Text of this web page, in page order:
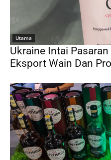
Utama
Ukraine Intai
Eksport Wain Dan